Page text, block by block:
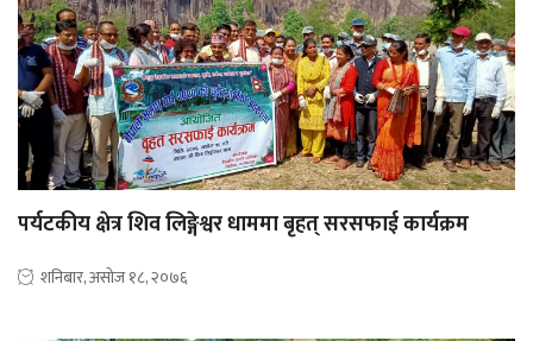
पर्यटकीय क्षेत्र शिव लिङ्गेश्वर धाममा बृहत् सरसफाई कार्यक्रम
शनिबार, असोज १८, २०७६